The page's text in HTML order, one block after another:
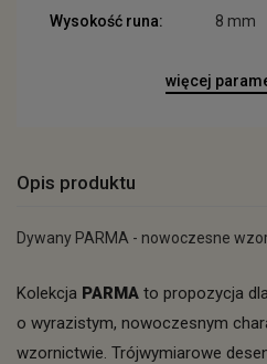
Wysokość runa:
8 mm
więcej
Opis produktu
Dywany PARMA - nowoczesne
Kolekcja PARMA to propozycja
o wyrazistym, nowoczesnym
wzornictwie. Trójwymiarowe